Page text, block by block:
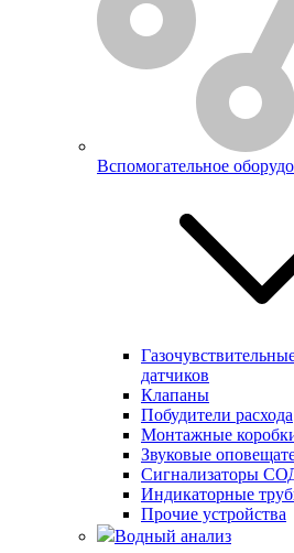
Вспомогательное
датчиков
Клапаны
Побудители расхода
Монтажные
Звуковые
Сигнализаторы
Индикаторные
Прочие устройства
Водный анализ